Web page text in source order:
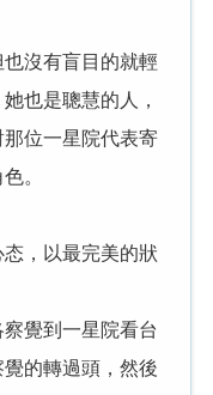
沒有盲目的就輕
也是聰慧的人，
位一星院代表寄
。
，以最完美的狀
覺到一星院看台
的轉過頭，然後